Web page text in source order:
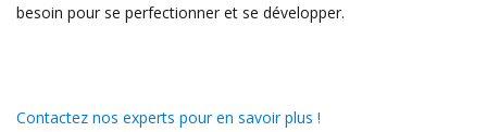
besoin pour se perfectionner et se développer.
Contactez nos experts pour en savoir plus !